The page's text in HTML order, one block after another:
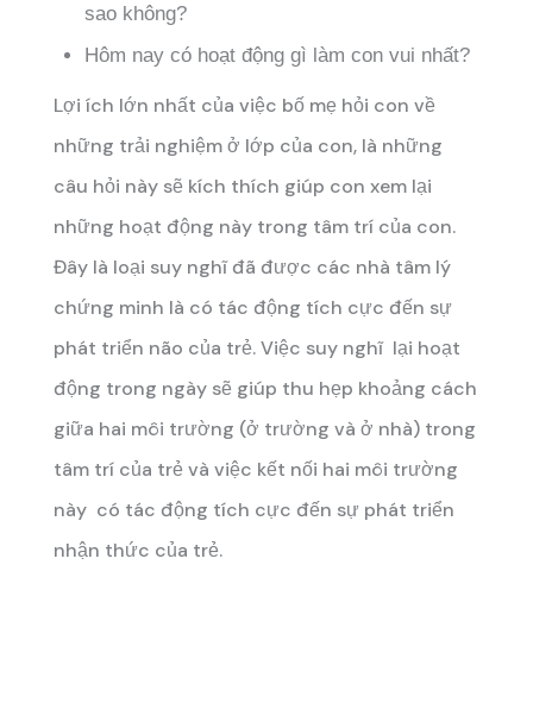
sao không?
Hôm nay có hoạt động gì làm con vui nhất?
Lợi ích lớn nhất của việc bố mẹ hỏi con về
những trải nghiệm ở lớp của con, là những
câu hỏi này sẽ kích thích giúp con xem lại
những hoạt động này trong tâm trí của con.
Đây là loại suy nghĩ đã được các nhà tâm lý
chứng minh là có tác động tích cực đến sự
phát triển não của trẻ. Việc suy nghĩ lại hoạt
động trong ngày sẽ giúp thu hẹp khoảng cách
giữa hai môi trường (ở trường và ở nhà) trong
tâm trí của trẻ và việc kết nối hai môi trường
này có tác động tích cực đến sự phát triển
nhận thức của trẻ.